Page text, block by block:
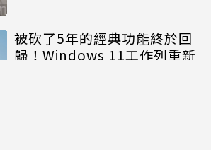
被砍了5年的經典功能終於回
歸！Windows 11工作列重新